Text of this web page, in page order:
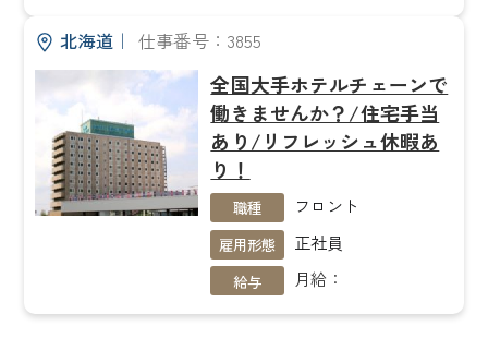
北海道｜ 仕事番号：3855
全国大手ホテルチェーンで
働きませんか？/住宅手当
あり/リフレッシュ休暇あ
り！
職種 フロント
雇用形態 正社員
給与 月給：